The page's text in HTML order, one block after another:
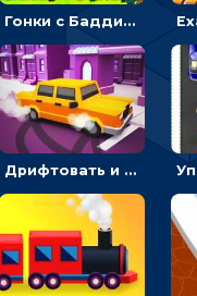
Гонки с Бадди: ехать на джипе и собирать монеты
Дрифтовать и парковаться на городской трассе - гонки